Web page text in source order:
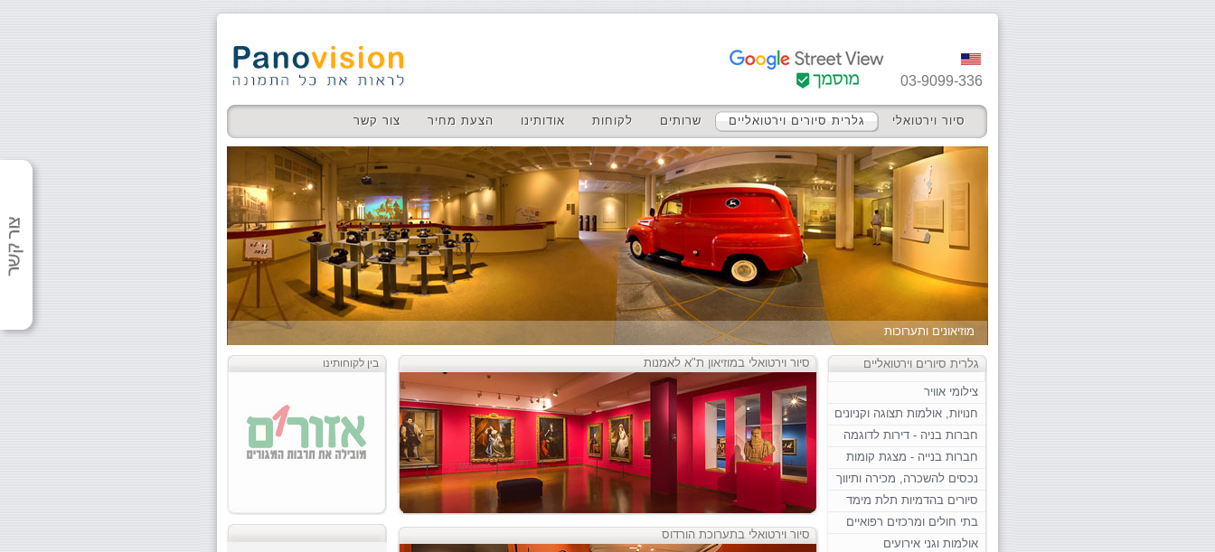
03-9099-336
סיור וירטואלי גלרית סיורים וירטואליים שרותים לקוחות אודותינו הצעת מחיר צור קשר
מוזיאונים ותערוכות
גלרית סיורים וירטואליים
צילומי אוויר
חנויות, אולמות תצוגה וקניונים
חברות בניה - דירות לדוגמה
חברות בנייה - מצגת קומות
נכסים להשכרה, מכירה ותיווך
סיורים בהדמיות תלת מימד
בתי חולים ומרכזים רפואיים
אולמות וגני אירועים
סיור וירטואלי במוזיאון ת"א לאמנות
סיור וירטואלי בתערוכת הורדוס
בין לקוחותינו